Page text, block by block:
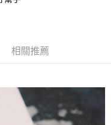
頁面顯示為準，若有關於
先享後付」服務完成之交
：
監護人之同意方可使用
損失，本公司不負相關責
相關推薦